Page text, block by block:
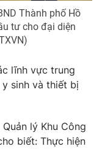
Thành phố Hồ
tư cho đại diện
lĩnh vực trung
sinh và thiết bị
lý Khu Công
biết: Thực hiện